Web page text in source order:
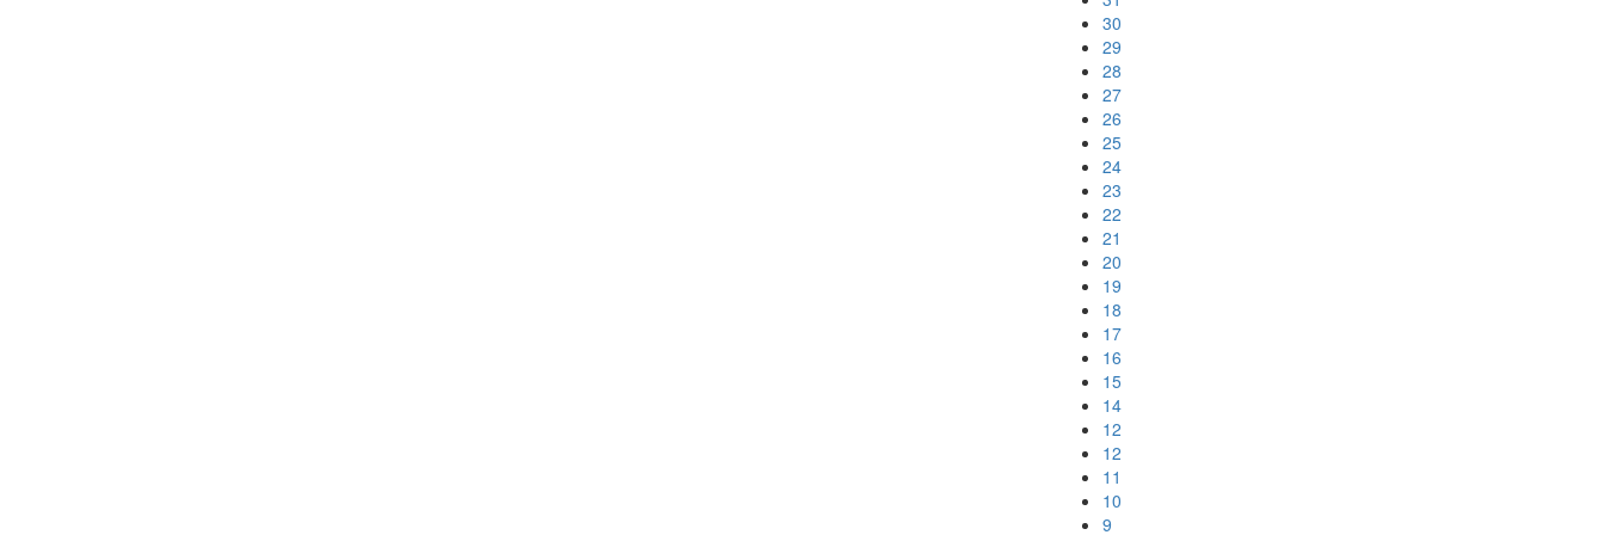
30
29
28
27
26
25
24
23
22
21
20
19
18
17
16
15
14
12
12
11
10
9